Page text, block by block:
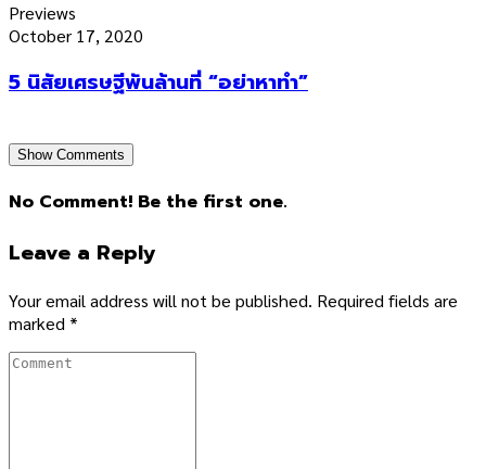
Previews
October 17, 2020
5 นิสัยเศรษฐีพันล้านที่ “อย่าหาทำ”
Show Comments
No Comment! Be the first one.
Leave a Reply
Your email address will not be published. Required fields are
marked *